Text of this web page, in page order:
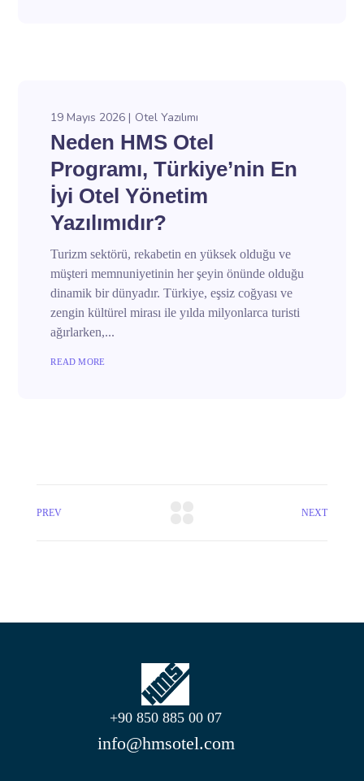
19 Mayıs 2026 Otel Yazılımı
Neden HMS Otel
Programı, Türkiye’nin En
İyi Otel Yönetim
Yazılımıdır?
Turizm sektörü, rekabetin en yüksek olduğu ve
müşteri memnuniyetinin her şeyin önünde olduğu
dinamik bir dünyadır. Türkiye, eşsiz coğyası ve
zengin kültürel mirası ile yılda milyonlarca turisti
ağırlarken,...
READ MORE
PREV NEXT
+90 850 885 00 07
info@hmsotel.com